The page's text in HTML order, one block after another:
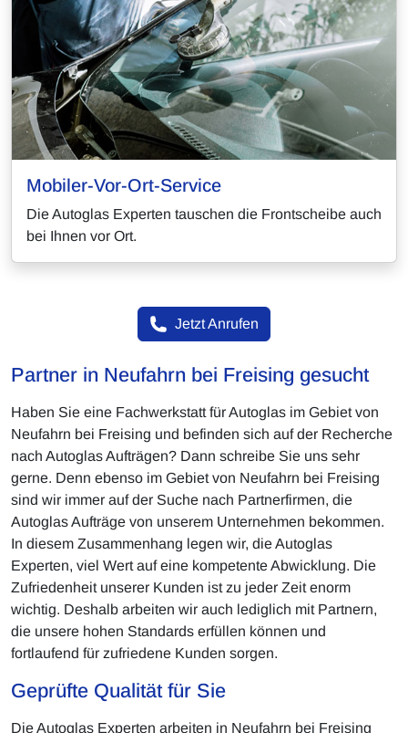
Mobiler-Vor-Ort-Service
Die Autoglas Experten tauschen die Frontscheibe auch
bei Ihnen vor Ort.
Jetzt Anrufen
Partner in Neufahrn bei Freising gesucht
Haben Sie eine Fachwerkstatt für Autoglas im Gebiet von
Neufahrn bei Freising und befinden sich auf der Recherche
nach Autoglas Aufträgen? Dann schreibe Sie uns sehr
gerne. Denn ebenso im Gebiet von Neufahrn bei Freising
sind wir immer auf der Suche nach Partnerfirmen, die
Autoglas Aufträge von unserem Unternehmen bekommen.
In diesem Zusammenhang legen wir, die Autoglas
Experten, viel Wert auf eine kompetente Abwicklung. Die
Zufriedenheit unserer Kunden ist zu jeder Zeit enorm
wichtig. Deshalb arbeiten wir auch lediglich mit Partnern,
die unsere hohen Standards erfüllen können und
fortlaufend für zufriedene Kunden sorgen.
Geprüfte Qualität für Sie
Die Autoglas Experten arbeiten in Neufahrn bei Freising